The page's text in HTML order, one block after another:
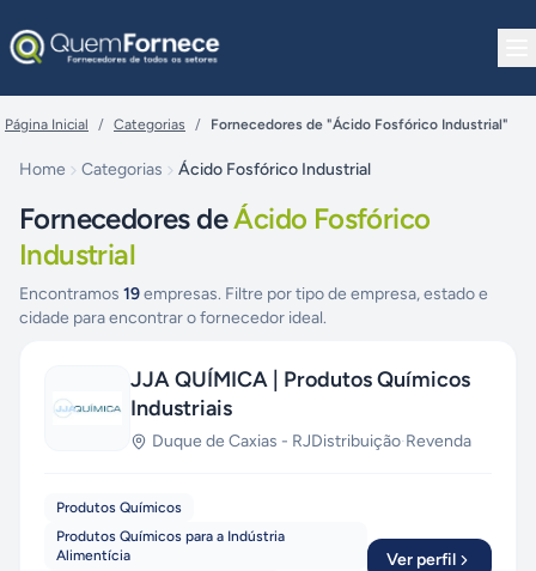
Página Inicial / Categorias / Fornecedores de "Ácido Fosfórico Industrial"
Home Categorias Ácido Fosfórico Industrial
Fornecedores deÁcido Fosfórico
Industrial
Encontramos 19empresas. Filtre por tipo de empresa, estado e
cidade para encontrar o fornecedor ideal.
JJA QUÍMICA | Produtos Químicos
Industriais
Duque de Caxias - RJDistribuição·Revenda
Produtos Químicos
Produtos Químicos para a Indústria
Alimentícia
Ver perfil